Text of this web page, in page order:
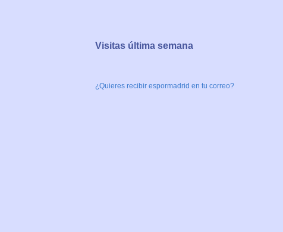
Visitas última semana
¿Quieres recibir espormadrid en tu correo?